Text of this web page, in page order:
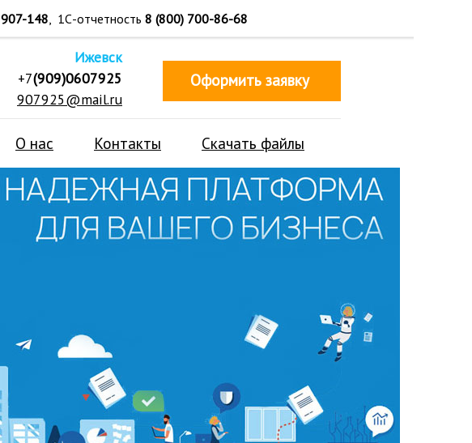
907-148, 1С-отчетность 8 (800) 700-86-68
Ижевск
+7(909)0607925
907925@mail.ru
Оформить заявку
О нас Контакты Скачать файлы